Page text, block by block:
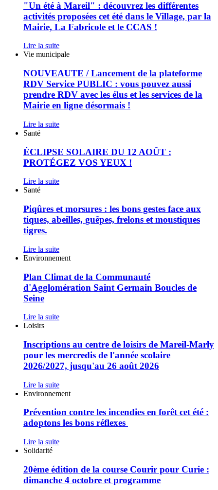
9h30
à
15h,
au
parc
des
sports
Bois
noirs
à
Mareil"
:
découvrez
différentes
activités
cet
été
le
Village,
la
Mairie,
Fabricole
et
CCAS
!
"Un été à Mareil" : découvrez les différentes
activités proposées cet été dans le Village, par la
Mairie, La Fabricole et le CCAS !
Lire la suite
NOUVEAUTE
Lancement
de
la
plateforme
RDV
PUBLIC
:
pouvez
aussi
prendre
RDV
avec
les
et
les
services
de
la
Mairie
ligne
désormais
!
Vie municipale
NOUVEAUTE / Lancement de la plateforme
RDV Service PUBLIC : vous pouvez aussi
prendre RDV avec les élus et les services de la
Mairie en ligne désormais !
Lire la suite
ÉCLIPSE
DU
12
AOÛT
PROTÉGEZ
VOS
!
Santé
ÉCLIPSE SOLAIRE DU 12 AOÛT :
PROTÉGEZ VOS YEUX !
Lire la suite
Piqûres
morsures
:
les
bons
face
aux
abeilles,
guêpes,
frelons
et
tigres.
Santé
Piqûres et morsures : les bons gestes face aux
tiques, abeilles, guêpes, frelons et moustiques
tigres.
Lire la suite
Plan
de
la
Communauté
d'Agglomération
Germain
Boucles
Seine
Environnement
Plan Climat de la Communauté
d'Agglomération Saint Germain Boucles de
Seine
Lire la suite
Inscriptions
centre
de
loisirs
de
Marly
pour
mercredis
de
l'année
scolaire
2026/2027,
26
août
2026
Loisirs
Inscriptions au centre de loisirs de Mareil-Marly
pour les mercredis de l'année scolaire
2026/2027, jusqu'au 26 août 2026
Lire la suite
Prévention
les
incendies
en
cet
été
adoptons
les
Environnement
Prévention contre les incendies en forêt cet été :
adoptons les bons réflexes
Lire la suite
20ème
de
la
course
Solidarité
20ème édition de la course Courir pour Curie :
dimanche 4 octobre et programme